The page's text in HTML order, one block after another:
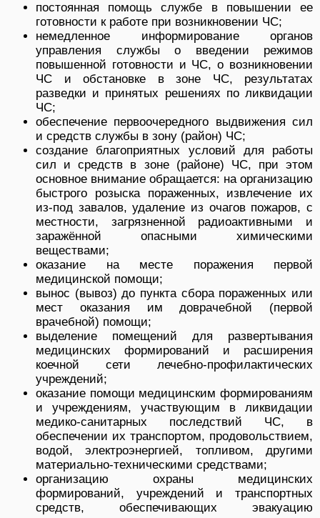
постоянная помощь службе в повышении ее
готовности к работе при возникновении ЧС;
немедленное информирование органов
управления службы o введении режимов
повышенной готовности и ЧС, о возникновении
ЧС и обстановке в зоне ЧС, результатах
разведки и принятых решениях по ликвидации
ЧС;
обеспечение первоочередного выдвижения сил
и средств службы в зону (район) ЧС;
создание благоприятных условий для работы
сил и средств в зоне (районе) ЧС, при этом
основное внимание обращается: на организацию
быстрого розыска пораженных, извлечение их
из-под завалов, удаление из очагов пожаров, с
местности, загрязненной радиоактивными и
заражённой опасными химическими
веществами;
оказание на месте поражения первой
медицинской помощи;
вынос (вывоз) до пункта сбора пораженных или
мест оказания им доврачебной (первой
врачебной) помощи;
выделение помещений для развертывания
медицинских формирований и расширения
коечной сети лечебно-профилактических
учреждений;
оказание помощи медицинским формированиям
и учреждениям, участвующим в ликвидации
медико-санитарных последствий ЧС, в
обеспечении их транспортом, продовольствием,
водой, электроэнергией, топливом, другими
материально-техническими средствами;
организацию охраны медицинских
формирований, учреждений и транспортных
средств, обеспечивающих эвакуацию